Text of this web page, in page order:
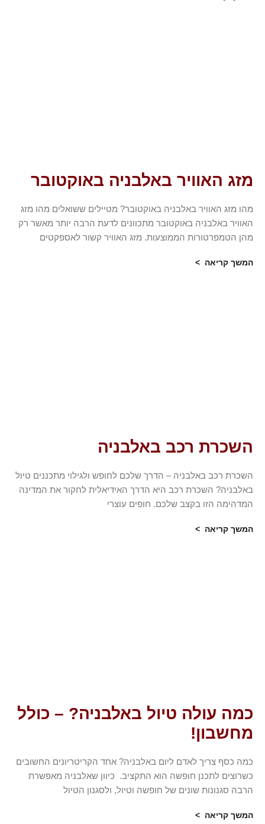
מזג האוויר באלבניה באוקטובר
מהו מזג האוויר באלבניה באוקטובר? מטיילים ששואלים מהו מזג
האוויר באלבניה באוקטובר מתכוונים לדעת הרבה יותר מאשר רק
מהן הטמפרטורות הממוצעות. מזג האוויר קשור לאספקטים
המשך קריאה >
השכרת רכב באלבניה
השכרת רכב באלבניה – הדרך שלכם לחופש ולגילוי מתכננים טיול
באלבניה? השכרת רכב היא הדרך האידיאלית לחקור את המדינה
המדהימה הזו בקצב שלכם. חופים עוצרי
המשך קריאה >
כמה עולה טיול באלבניה? – כולל
מחשבון!
כמה כסף צריך לאדם ליום באלבניה? אחד הקריטריונים החשובים
כשרוצים לתכנן חופשה הוא התקציב. כיוון שאלבניה מאפשרת
הרבה סגנונות שונים של חופשה וטיול, ולסגנון הטיול
המשך קריאה >